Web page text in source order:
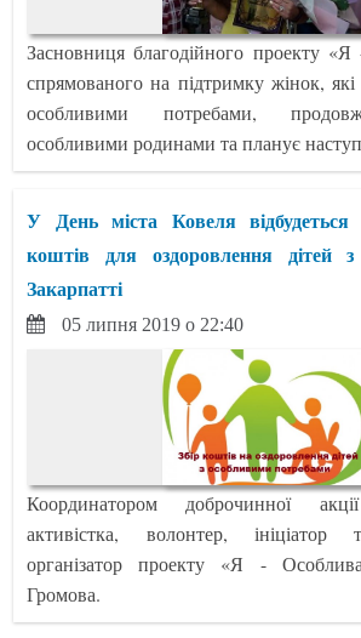
Засновниця благодійного проекту
спрямованого на підтримку жінок,
особливими потребами,
особливими родинами та планує
У День міста Ковеля відбудеться
коштів для оздоровлення дітей з
Закарпатті
05 липня 2019 о 22:40
Координатором доброчинної
активістка, волонтер, ініціатор
організатор проекту «Я -
Громова.